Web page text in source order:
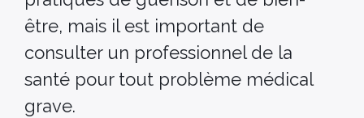
être, mais il est important de
consulter un professionnel de la
santé pour tout problème médical
grave.